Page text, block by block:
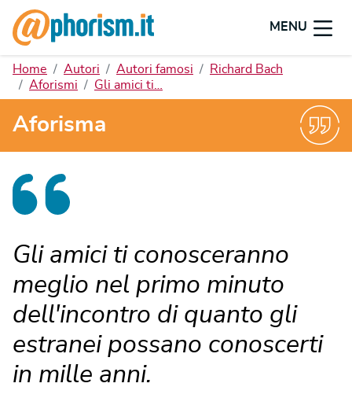
MENU
Home Autori Autori famosi
Richard Bach
Aforismi
Gli amici ti…
Aforisma
Gli amici ti conosceranno
meglio nel primo minuto
dell'incontro di quanto gli
estranei possano conoscerti
in mille anni.